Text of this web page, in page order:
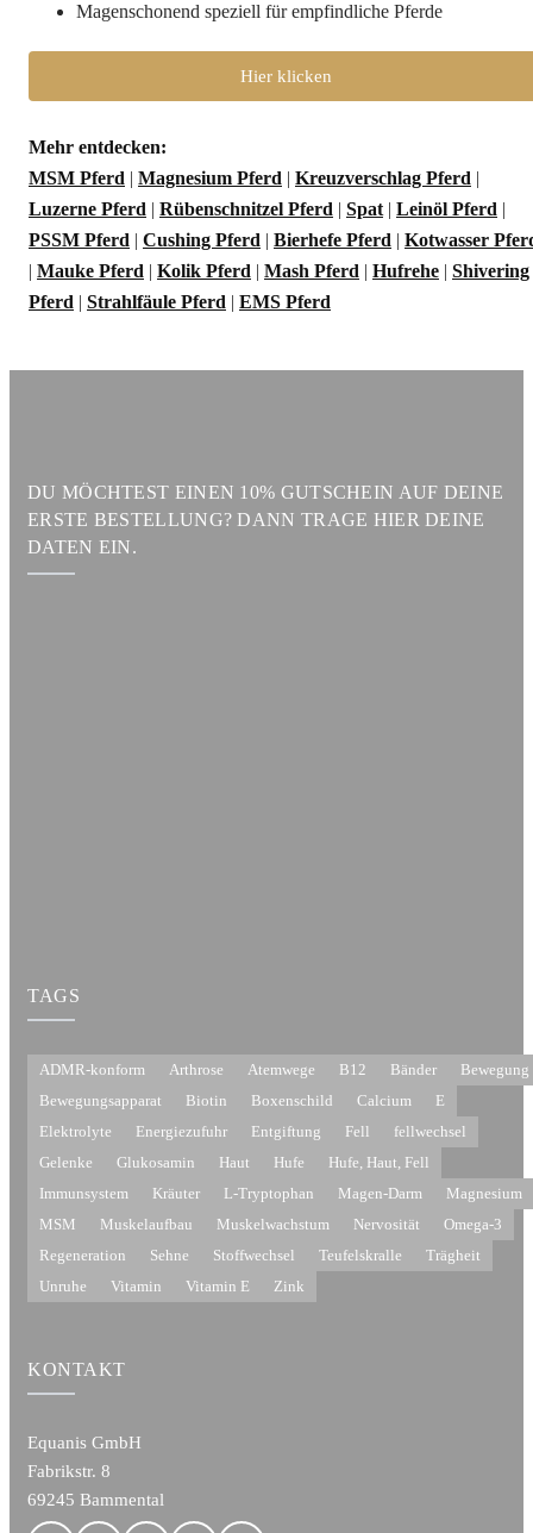
Magenschonend speziell für empfindliche Pferde
Hier klicken
Mehr entdecken:
MSM Pferd | Magnesium Pferd | Kreuzverschlag Pferd |
Luzerne Pferd | Rübenschnitzel Pferd | Spat | Leinöl Pferd |
PSSM Pferd | Cushing Pferd | Bierhefe Pferd | Kotwasser
| Mauke Pferd | Kolik Pferd | Mash Pferd | Hufrehe | Shivering
Pferd | Strahlfäule Pferd | EMS Pferd
DU MÖCHTEST EINEN 10% GUTSCHEIN AUF DEINE
ERSTE BESTELLUNG? DANN TRAGE HIER DEINE
DATEN EIN.
TAGS
ADMR-konform Arthrose Atemwege B12 Bänder
Bewegung
Bewegungsapparat
Biotin Boxenschild Calcium
E
Elektrolyte
Energiezufuhr Entgiftung Fell
fellwechsel
Gelenke
Glukosamin Haut Hufe
Hufe, Haut, Fell
Immunsystem
Kräuter L-Tryptophan Magen-Darm
Magnesium
MSM
Muskelaufbau Muskelwachstum Nervosität
Omega-3
Regeneration
Sehne Stoffwechsel Teufelskralle
Trägheit
Unruhe
Vitamin Vitamin E Zink
KONTAKT
Equanis GmbH
Fabrikstr. 8
69245 Bammental